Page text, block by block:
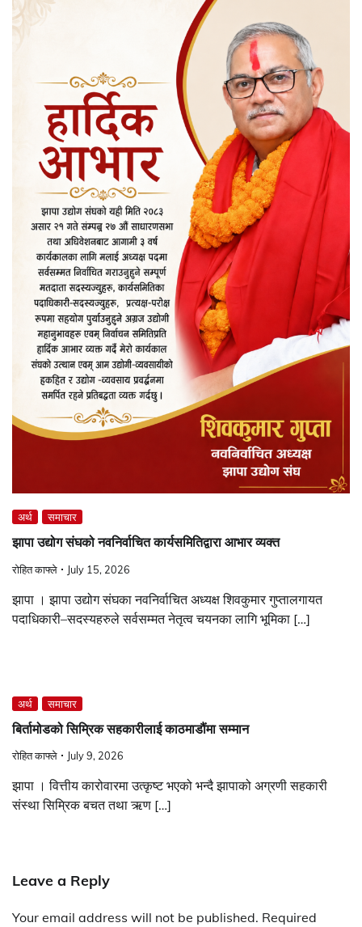
अर्थ समाचार
झापा उद्योग संघको नवनिर्वाचित कार्यसमितिद्वारा आभार व्यक्त
रोहित काफ्ले July 15, 2026
झापा । झापा उद्योग संघका नवनिर्वाचित अध्यक्ष शिवकुमार गुप्तालगायत
पदाधिकारी–सदस्यहरुले सर्वसम्मत नेतृत्व चयनका लागि भूमिका […]
अर्थ समाचार
बिर्तामोडको सिम्रिक सहकारीलाई काठमाडौंमा सम्मान
रोहित काफ्ले July 9, 2026
झापा । वित्तीय कारोवारमा उत्कृष्ट भएको भन्दै झापाको अग्रणी सहकारी
संस्था सिम्रिक बचत तथा ऋण […]
Leave a Reply
Your email address will not be published. Required